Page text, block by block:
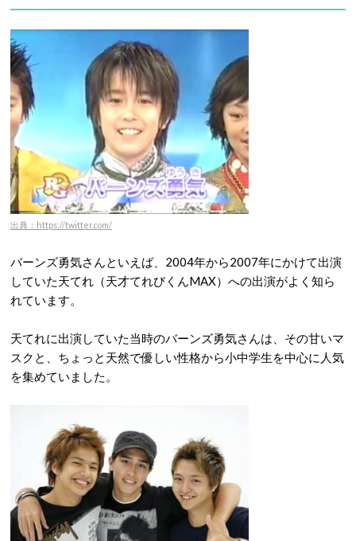
出典：https://twitter.com/
バーンズ勇気さんといえば、2004年から2007年にかけて出演
していた天てれ（天才てれびくんMAX）への出演がよく知ら
れています。
天てれに出演していた当時のバーンズ勇気さんは、その甘いマ
スクと、ちょっと天然で優しい性格から小中学生を中心に人気
を集めていました。